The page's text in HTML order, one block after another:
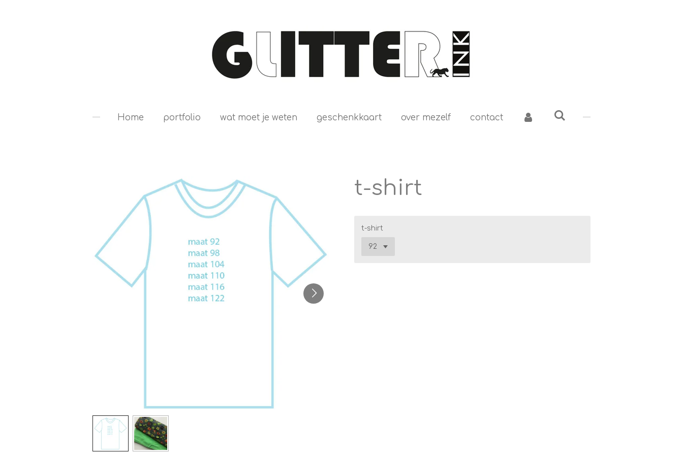
Home portfolio wat moet je weten geschenkkaart over mezelf contact
t-shirt
t-shirt